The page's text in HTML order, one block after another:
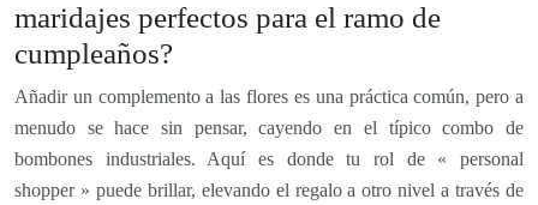
maridajes perfectos para el ramo de
cumpleaños?
Añadir un complemento a las flores es una práctica común, pero a
menudo se hace sin pensar, cayendo en el típico combo de
bombones industriales. Aquí es donde tu rol de « personal
shopper » puede brillar, elevando el regalo a otro nivel a través de